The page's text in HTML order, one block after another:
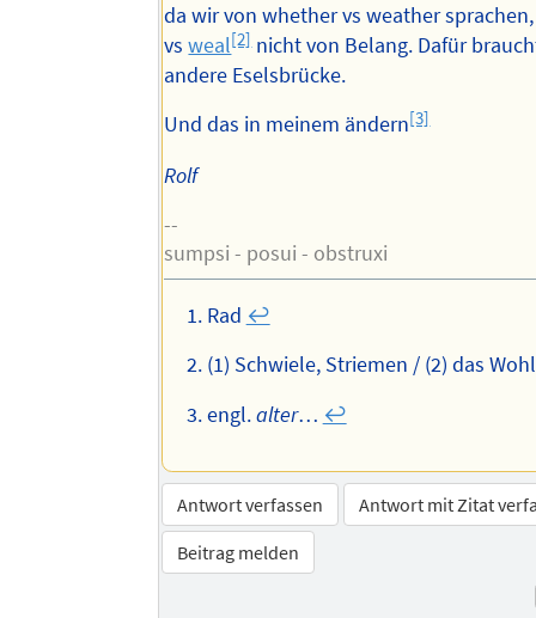
da wir von whether vs weather
vsweal[2]nicht von Belang. Dafür
andere Eselsbrücke.
Und das in meinem ändern[3]
Rolf
--
sumpsi - posui - obstruxi
Rad ↩︎
(1) Schwiele, Striemen / (2) das
engl.alter… ↩︎
Antwort verfassen
Antwort mit Zitat
Beitrag melden